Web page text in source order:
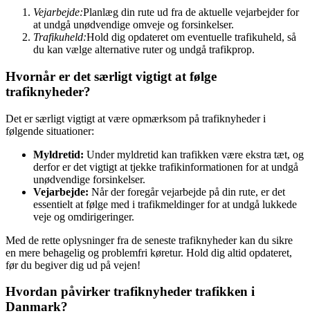
Vejarbejde:Planlæg din rute ud fra de aktuelle vejarbejder for
at undgå unødvendige omveje og forsinkelser.
Trafikuheld:Hold dig opdateret om eventuelle trafikuheld, så
du kan vælge alternative ruter og undgå trafikprop.
Hvornår er det særligt vigtigt at følge
trafiknyheder?
Det er særligt vigtigt at være opmærksom på trafiknyheder i
følgende situationer:
Myldretid: Under myldretid kan trafikken være ekstra tæt, og
derfor er det vigtigt at tjekke trafikinformationen for at undgå
unødvendige forsinkelser.
Vejarbejde: Når der foregår vejarbejde på din rute, er det
essentielt at følge med i trafikmeldinger for at undgå lukkede
veje og omdirigeringer.
Med de rette oplysninger fra de seneste trafiknyheder kan du sikre
en mere behagelig og problemfri køretur. Hold dig altid opdateret,
før du begiver dig ud på vejen!
Hvordan påvirker trafiknyheder trafikken i
Danmark?